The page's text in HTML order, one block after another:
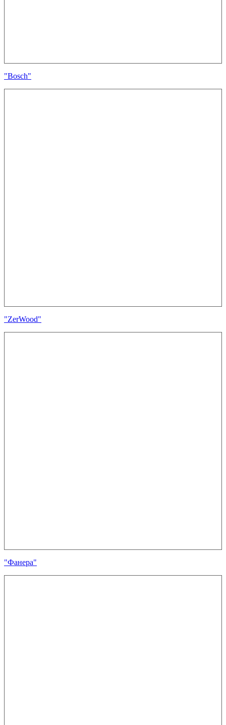
"Bosch"
"ZerWood"
"Фанера"